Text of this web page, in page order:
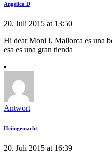
Angélica D
20. Juli 2015 at 13:50
Hi dear Moni !, Mallorca es una
esa es una gran tienda
Antwort
Heimgemacht
20. Juli 2015 at 16:39